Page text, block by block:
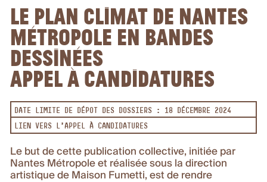
Le Plan Climat de Nantes
Métropole en bandes
dessinées
Appel à candidatures
DATE LIMITE DE DÉPOT DES DOSSIERS : 18 DÉCEMBRE 2024
LIEN VERS L'APPEL À CANDIDATURES
Le but de cette publication collective, initiée par
Nantes Métropole et réalisée sous la direction
artistique de Maison Fumetti, est de rendre